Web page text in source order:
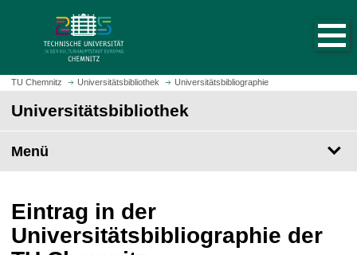
z
m
t
e
i
t
u
f
r
TU Chemnitz Universitätsbibliothek Universitätsbibliographie
Universitätsbibliothek
Menü
Eintrag in der
Universitätsbibliographie der